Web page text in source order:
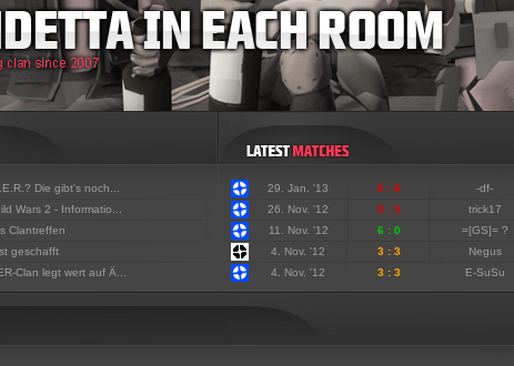
Die gibt's noch...
Wars 2 - Informatio...
Clantreffen
geschafft
Clan legt wert auf Ä...
29. Jan. '13 0 : 6
-df-
26. Nov. '12
0 : 3
trick17
11. Nov. '12
6 : 0
=[GS]= ?
4. Nov. '12
3 : 3
Negus
4. Nov. '12
3 : 3 E-SuSu